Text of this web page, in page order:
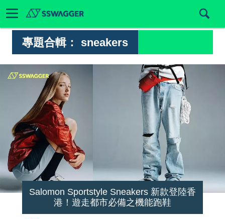
專題合輯： sneakers
Salomon Sportstyle Sneakers 新款登陸香
港！遊走都市必備之機能跑鞋